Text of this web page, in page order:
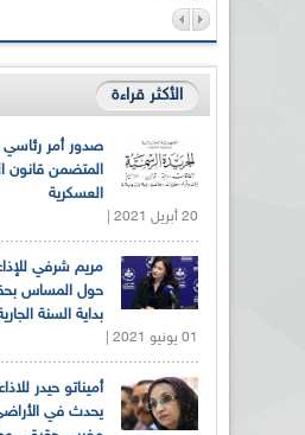
الأكثر قراءة
صدور أمر رئاسي
المتضمن قانون
العسكرية
20 أبريل 2021 |
حول المساس
بداية السنة
01 يونيو 2021 |
أميناتو حيدر
يحدث في